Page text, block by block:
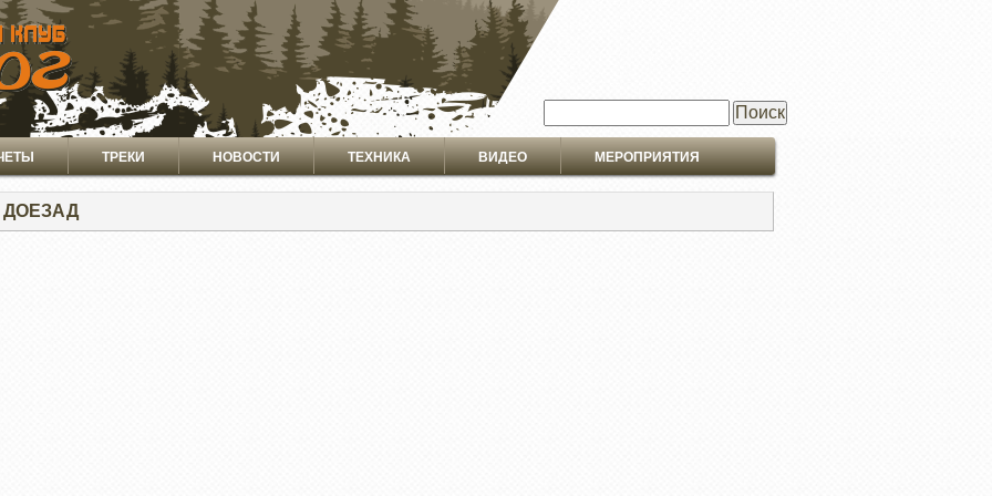
ТРЕКИ НОВОСТИ ТЕХНИКА ВИДЕО МЕРОПРИЯТИЯ
ДОЕЗАД